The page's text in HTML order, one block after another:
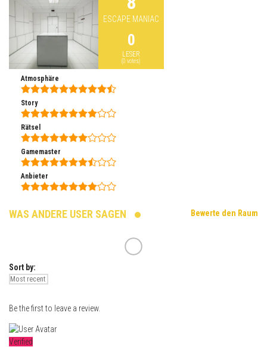
ESCAPE MANIAC
0
LESER
(0 votes)
Atmosphäre
Story
Rätsel
Gamemaster
Anbieter
WAS ANDERE USER SAGEN Bewerte den Raum
Sort by:
Be the first to leave a review.
Verified